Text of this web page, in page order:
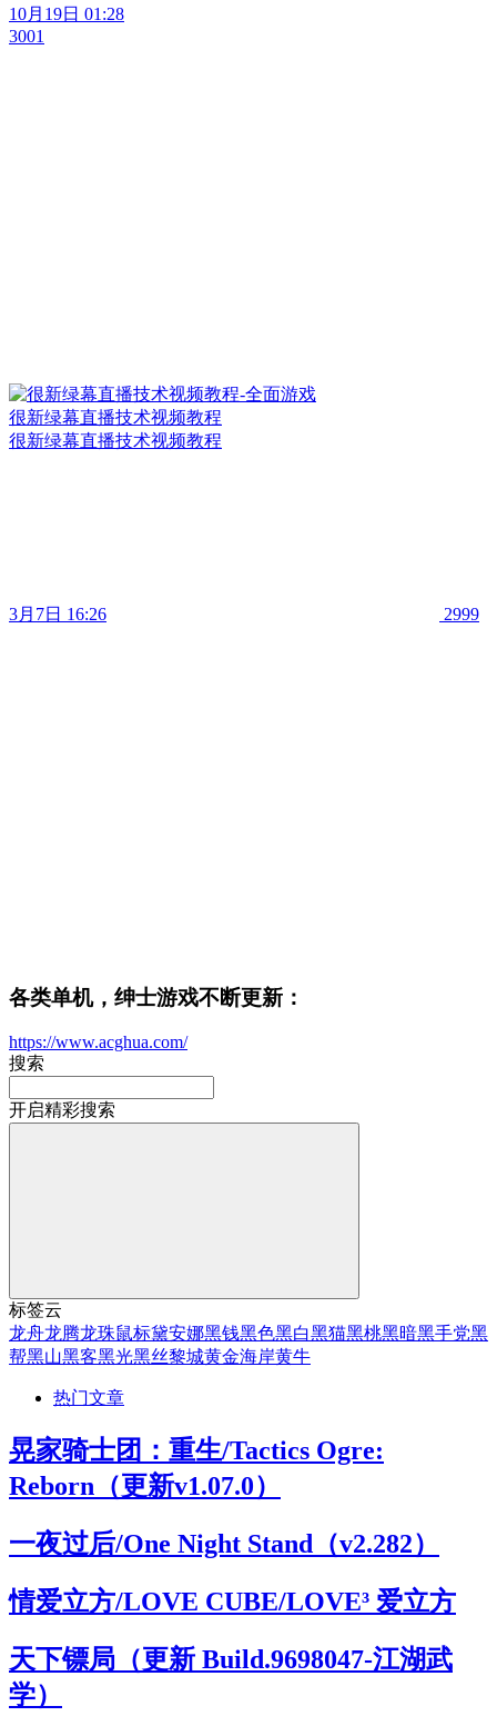
10月19日 01:28
3001
很新绿幕直播技术视频教程
很新绿幕直播技术视频教程
3月7日 16:26 2999
各类单机，绅士游戏不断更新：
https://www.acghua.com/
搜索
开启精彩搜索
标签云
龙舟龙腾龙珠鼠标黛安娜黑钱黑色黑白黑猫黑桃黑暗黑手党黑
帮黑山黑客黑光黑丝黎城黄金海岸黄牛
热门文章
晃家骑士团：重生/Tactics Ogre:
Reborn（更新v1.07.0）
一夜过后/One Night Stand（v2.282）
情爱立方/LOVE CUBE/LOVE³ 爱立方
天下镖局（更新 Build.9698047-江湖武
学）